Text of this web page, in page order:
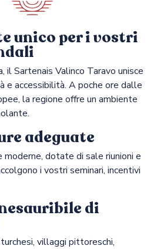
unico per i vostri
il Sartenais Valinco Taravo unisce
e accessibilità. A poche ore dalle
la regione offre un ambiente
adeguate
dotate di sale riunioni e
i vostri seminari, incentivi
di
villaggi pittoreschi,